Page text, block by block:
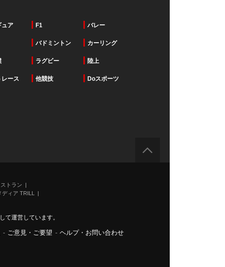
ュア F1 バレー
バドミントン カーリング
ラグビー 陸上
ース 他競技 Doスポーツ
トラン
ィア TRILL
て運営しています。
- ご意見・ご要望 - ヘルプ・お問い合わせ